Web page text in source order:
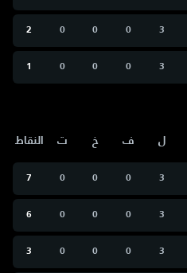
3
0
0
0
2
3
0
0
0
1
ل ف خ ت النقاط
3
0
0
0
7
3
0
0
0
6
3
0
0
0
3